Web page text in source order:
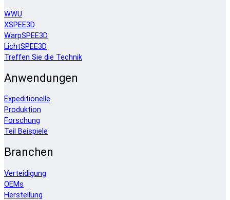
WWU
XSPEE3D
WarpSPEE3D
LichtSPEE3D
Treffen Sie die Technik
Anwendungen
Expeditionelle
Produktion
Forschung
Teil Beispiele
Branchen
Verteidigung
OEMs
Herstellung